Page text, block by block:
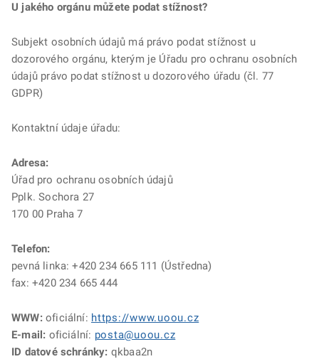
U jakého orgánu můžete podat stížnost?
Subjekt osobních údajů má právo podat stížnost u
dozorového orgánu, kterým je Úřadu pro ochranu osobních
údajů právo podat stížnost u dozorového úřadu (čl. 77
GDPR)
Kontaktní údaje úřadu:
Adresa:
Úřad pro ochranu osobních údajů
Pplk. Sochora 27
170 00 Praha 7
Telefon:
pevná linka: +420 234 665 111 (Ústředna)
fax: +420 234 665 444
WWW:oficiální: https://www.uoou.cz
E-mail: oficiální: posta@uoou.cz
ID datové schránky: qkbaa2n